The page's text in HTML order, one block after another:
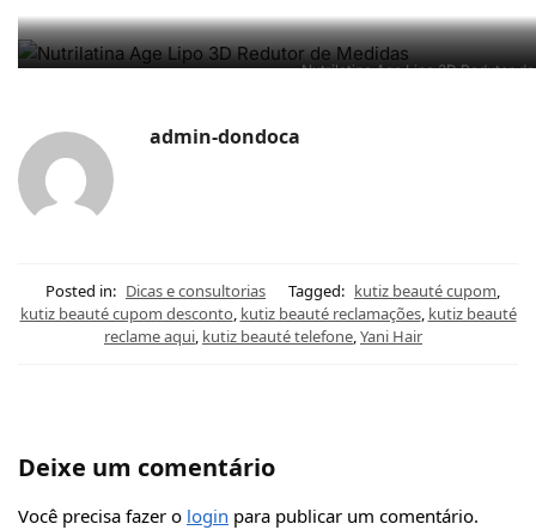
Nutrilatina Age Lipo 3D Redutor
admin-dondoca
Posted in: Dicas e consultorias Tagged: kutiz beauté cupom,
kutiz beauté cupom desconto, kutiz beauté reclamações, kutiz beauté
reclame aqui, kutiz beauté telefone,Yani Hair
Deixe um comentário
Você precisa fazer o login para publicar um comentário.